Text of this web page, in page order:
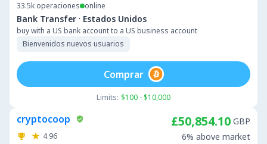
33.5k operaciones online
Bank Transfer · Estados Unidos
buy with a US bank account to a US business account
Bienvenidos nuevos usuarios
Limits: $100 - $10,000
Comprar
cryptocoop
4.96
£50,854.10 GBP
6% above market